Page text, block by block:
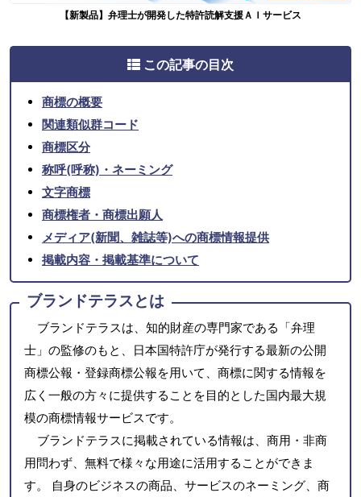
【新製品】弁理士が開発した特許読解支援ＡＩサービス
この記事の目次
商標の概要
関連類似群コード
商標区分
称呼(呼称)・ネーミング
文字商標
商標権者・商標出願人
メディア(新聞、雑誌等)への商標情報提供
掲載内容・掲載基準について
ブランドテラスとは
ブランドテラスは、知的財産の専門家である「弁理
士」の監修のもと、日本国特許庁が発行する最新の公開
商標公報・登録商標公報を用いて、商標に関する情報を
広く一般の方々に提供することを目的とした国内最大規
模の商標情報サービスです。
ブランドテラスに掲載されている情報は、商用・非商
用問わず、無料で様々な用途に活用することができま
す。 自身のビジネスの商品、サービスのネーミング、商